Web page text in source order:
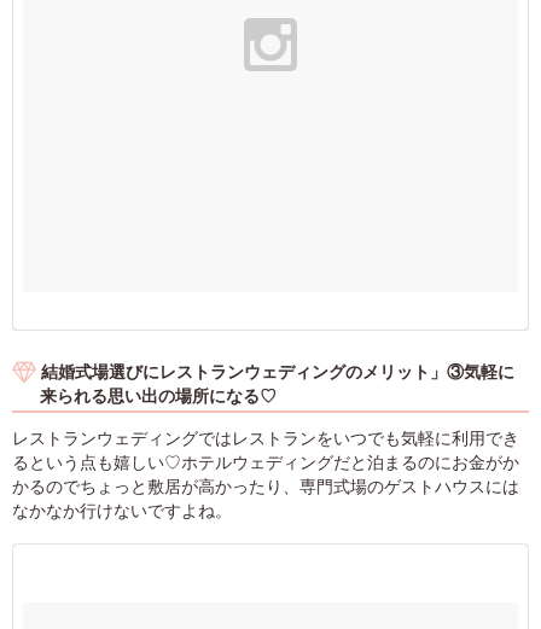
結婚式場選びにレストランウェディングのメリット」③気軽に
来られる思い出の場所になる♡
レストランウェディングではレストランをいつでも気軽に利用でき
るという点も嬉しい♡ホテルウェディングだと泊まるのにお金がか
かるのでちょっと敷居が高かったり、専門式場のゲストハウスには
なかなか行けないですよね。